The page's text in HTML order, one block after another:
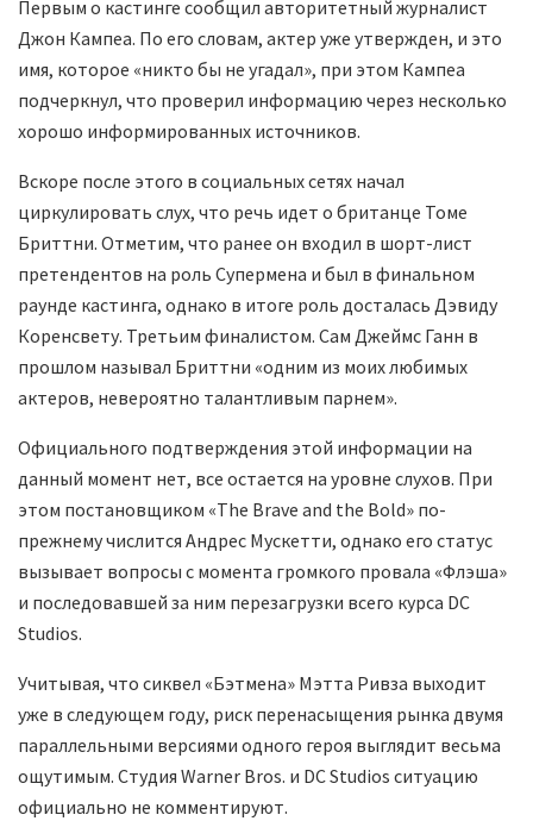
Первым о кастинге сообщил авторитетный журналист
Джон Кампеа. По его словам, актер уже утвержден, и это
имя, которое «никто бы не угадал», при этом Кампеа
подчеркнул, что проверил информацию через несколько
хорошо информированных источников.
Вскоре после этого в социальных сетях начал
циркулировать слух, что речь идет о британце Томе
Бриттни. Отметим, что ранее он входил в шорт-лист
претендентов на роль Супермена и был в финальном
раунде кастинга, однако в итоге роль досталась Дэвиду
Коренсвету. Третьим финалистом. Сам Джеймс Ганн в
прошлом называл Бриттни «одним из моих любимых
актеров, невероятно талантливым парнем».
Официального подтверждения этой информации на
данный момент нет, все остается на уровне слухов. При
этом постановщиком «The Brave and the Bold» по-
прежнему числится Андрес Мускетти, однако его статус
вызывает вопросы с момента громкого провала «Флэша»
и последовавшей за ним перезагрузки всего курса DC
Studios.
Учитывая, что сиквел «Бэтмена» Мэтта Ривза выходит
уже в следующем году, риск перенасыщения рынка двумя
параллельными версиями одного героя выглядит весьма
ощутимым. Студия Warner Bros. и DC Studios ситуацию
официально не комментируют.